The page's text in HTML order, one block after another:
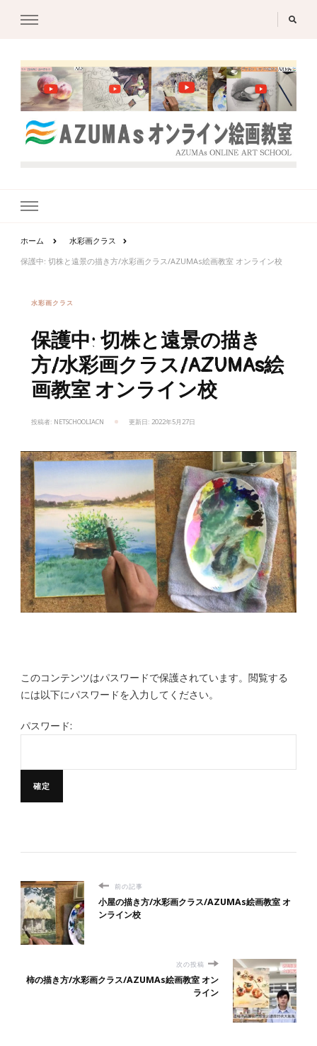
ホーム
水彩画クラス
保護中: 切株と遠景の描き方/水彩画クラス/AZUMAs絵画教室 オンライン校
水彩画クラス
保護中: 切株と遠景の描き
方/水彩画クラス/AZUMAs絵
画教室 オンライン校
投稿者: NETSCHOOLIACN 更新日: 2022年5月27日
このコンテンツはパスワードで保護されています。閲覧する
には以下にパスワードを入力してください。
パスワード:
前の記事
小屋の描き方/水彩画クラス/AZUMAs絵画教室 オ
ンライン校
次の投稿
柿の描き方/水彩画クラス/AZUMAs絵画教室 オン
ライン